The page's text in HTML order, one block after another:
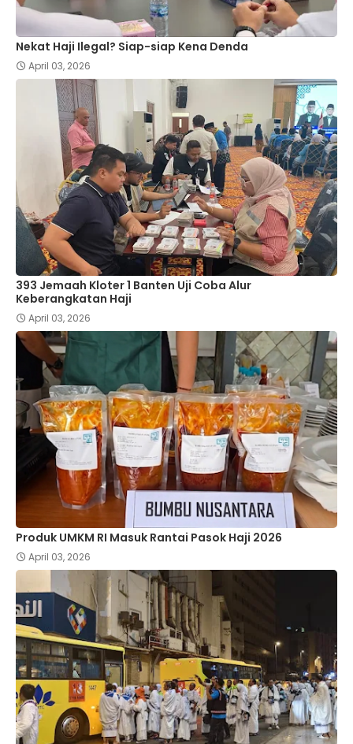
Nekat Haji Ilegal? Siap-siap Kena Denda
April 03, 2026
393 Jemaah Kloter 1 Banten Uji Coba Alur
Keberangkatan Haji
April 03, 2026
Produk UMKM RI Masuk Rantai Pasok Haji 2026
April 03, 2026